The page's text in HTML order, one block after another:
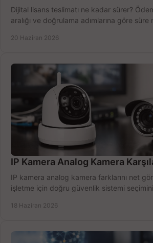
Dijital lisans teslimatı ne kadar sürer?
aralığı ve doğrulama adımlarına göre
20 Haziran 2026
IP Kamera Analog Kamera
IP kamera analog kamera farklarını net
işletme için doğru güvenlik sistemi
18 Haziran 2026